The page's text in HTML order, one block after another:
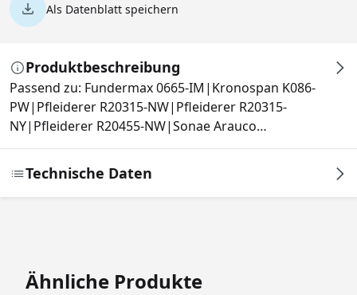
Als Datenblatt speichern
Produktbeschreibung
Passend zu: Fundermax 0665-IM|Kronospan K086-
PW|Pfleiderer R20315-NW|Pfleiderer R20315-
NY|Pfleiderer R20455-NW|Sonae Arauco…
Technische Daten
Produktgalerie überspringen
Ähnliche Produkte